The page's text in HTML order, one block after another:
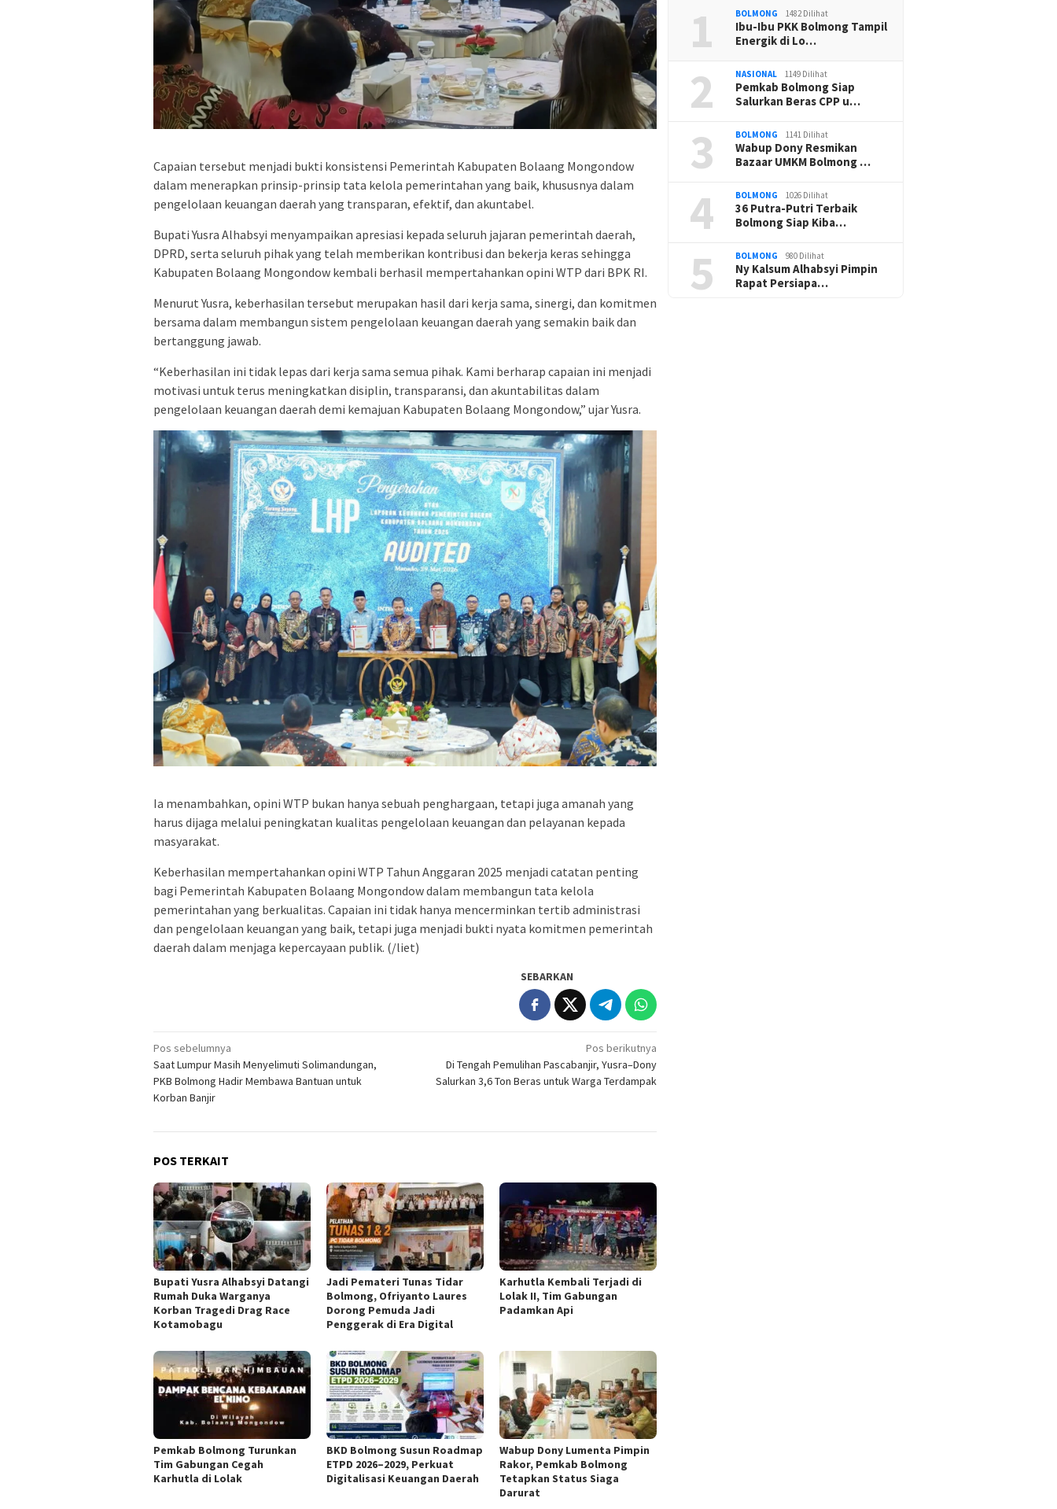
Capaian tersebut menjadi bukti konsistensi Pemerintah Kabupaten Bolaang Mongondow
dalam menerapkan prinsip-prinsip tata kelola pemerintahan yang baik, khususnya dalam
pengelolaan keuangan daerah yang transparan, efektif, dan akuntabel.
Bupati Yusra Alhabsyi menyampaikan apresiasi kepada seluruh jajaran pemerintah daerah,
DPRD, serta seluruh pihak yang telah memberikan kontribusi dan bekerja keras sehingga
Kabupaten Bolaang Mongondow kembali berhasil mempertahankan opini WTP dari BPK RI.
Menurut Yusra, keberhasilan tersebut merupakan hasil dari kerja sama, sinergi, dan komitmen
bersama dalam membangun sistem pengelolaan keuangan daerah yang semakin baik dan
bertanggung jawab.
“Keberhasilan ini tidak lepas dari kerja sama semua pihak. Kami berharap capaian ini menjadi
motivasi untuk terus meningkatkan disiplin, transparansi, dan akuntabilitas dalam
pengelolaan keuangan daerah demi kemajuan Kabupaten Bolaang Mongondow,” ujar Yusra.
Ia menambahkan, opini WTP bukan hanya sebuah penghargaan, tetapi juga amanah yang
harus dijaga melalui peningkatan kualitas pengelolaan keuangan dan pelayanan kepada
masyarakat.
Keberhasilan mempertahankan opini WTP Tahun Anggaran 2025 menjadi catatan penting
bagi Pemerintah Kabupaten Bolaang Mongondow dalam membangun tata kelola
pemerintahan yang berkualitas. Capaian ini tidak hanya mencerminkan tertib administrasi
dan pengelolaan keuangan yang baik, tetapi juga menjadi bukti nyata komitmen pemerintah
daerah dalam menjaga kepercayaan publik. (/liet)
SEBARKAN
Navigasi
pos
Pos sebelumnya
Saat Lumpur Masih Menyelimuti Solimandungan,
PKB Bolmong Hadir Membawa Bantuan untuk
Korban Banjir
Pos berikutnya
Di Tengah Pemulihan Pascabanjir, Yusra–Dony
Salurkan 3,6 Ton Beras untuk Warga Terdampak
POS TERKAIT
Bupati Yusra Alhabsyi Datangi
Rumah Duka Warganya
Korban Tragedi Drag Race
Kotamobagu
Jadi Pemateri Tunas Tidar
Bolmong, Ofriyanto Laures
Dorong Pemuda Jadi
Penggerak di Era Digital
Karhutla Kembali Terjadi di
Lolak II, Tim Gabungan
Padamkan Api
Pemkab Bolmong Turunkan
Tim Gabungan Cegah
Karhutla di Lolak
BKD Bolmong Susun Roadmap
ETPD 2026–2029, Perkuat
Digitalisasi Keuangan Daerah
Wabup Dony Lumenta Pimpin
Rakor, Pemkab Bolmong
Tetapkan Status Siaga
Darurat
1 BOLMONG 1482 Dilihat
Ibu-Ibu PKK Bolmong Tampil
Energik di Lo…
2 NASIONAL 1149 Dilihat
Pemkab Bolmong Siap
Salurkan Beras CPP u…
3 BOLMONG 1141 Dilihat
Wabup Dony Resmikan
Bazaar UMKM Bolmong …
4 BOLMONG 1026 Dilihat
36 Putra-Putri Terbaik
Bolmong Siap Kiba…
5 BOLMONG 980 Dilihat
Ny Kalsum Alhabsyi Pimpin
Rapat Persiapa…